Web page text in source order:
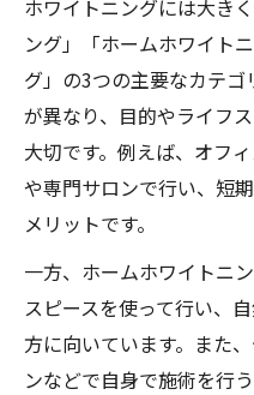
ホワイトニングには大き
ング」「ホームホワイト
グ」の3つの主要なカテ
が異なり、目的やライフ
大切です。例えば、オフ
や専門サロンで行い、短
メリットです。
一方、ホームホワイトニ
スピースを使って行い、
方に向いています。また
ンなどで自身で施術を行